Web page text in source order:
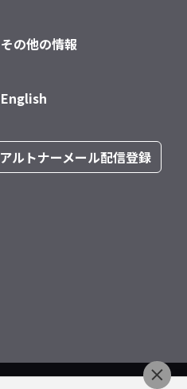
その他の情報
English
アルトナーメール配信登録